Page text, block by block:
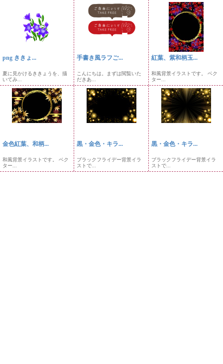
png ききょ...
夏に見かけるききょうを、描
いてみ...
手書き風ラフご...
こんにちは。まずは閲覧いた
だきあ...
紅葉、紫和柄玉...
和風背景イラストです。 ベク
ター...
金色紅葉、和柄...
和風背景イラストです。 ベク
ター...
黒・金色・キラ...
ブラックフライデー背景イラ
ストで...
黒・金色・キラ...
ブラックフライデー背景イラ
ストで...